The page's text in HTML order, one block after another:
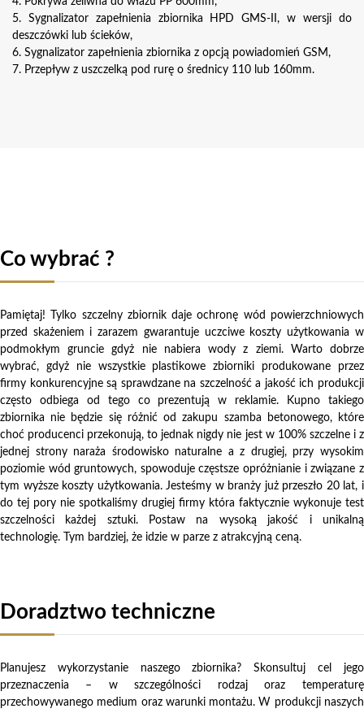
5. Sygnalizator zapełnienia zbiornika HPD GMS-II, w wersji do
deszczówki lub ścieków,
6. Sygnalizator zapełnienia zbiornika z opcją powiadomień GSM,
7. Przepływ z uszczelką pod rurę o średnicy 110 lub 160mm.
Co wybrać ?
Pamiętaj! Tylko szczelny zbiornik daje ochronę wód powierzchniowych
przed skażeniem i zarazem gwarantuje uczciwe koszty użytkowania w
podmokłym gruncie gdyż nie nabiera wody z ziemi. Warto dobrze
wybrać, gdyż nie wszystkie plastikowe zbiorniki produkowane przez
firmy konkurencyjne są sprawdzane na szczelność a jakość ich produkcji
często odbiega od tego co prezentują w reklamie. Kupno takiego
zbiornika nie będzie się różnić od zakupu szamba betonowego, które
choć producenci przekonują, to jednak nigdy nie jest w 100% szczelne i z
jednej strony naraża środowisko naturalne a z drugiej, przy wysokim
poziomie wód gruntowych, spowoduje częstsze opróżnianie i związane z
tym wyższe koszty użytkowania. Jesteśmy w branży już przeszło 20 lat, i
do tej pory nie spotkaliśmy drugiej firmy która faktycznie wykonuje test
szczelności każdej sztuki. Postaw na wysoką jakość i unikalną
technologię. Tym bardziej, że idzie w parze z atrakcyjną ceną.
Doradztwo techniczne
Planujesz wykorzystanie naszego zbiornika? Skonsultuj cel jego
przeznaczenia – w szczególności rodzaj oraz temperaturę
przechowywanego medium oraz warunki montażu. W produkcji naszych